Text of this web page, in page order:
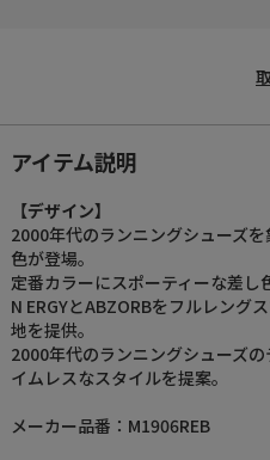
アイテム説明
【デザイン】
2000年代のランニングシューズ
色が登場。
定番カラーにスポーティーな差し
N ERGYとABZORBをフルレング
地を提供。
2000年代のランニングシューズ
イムレスなスタイルを提案。
メーカー品番：M1906REB